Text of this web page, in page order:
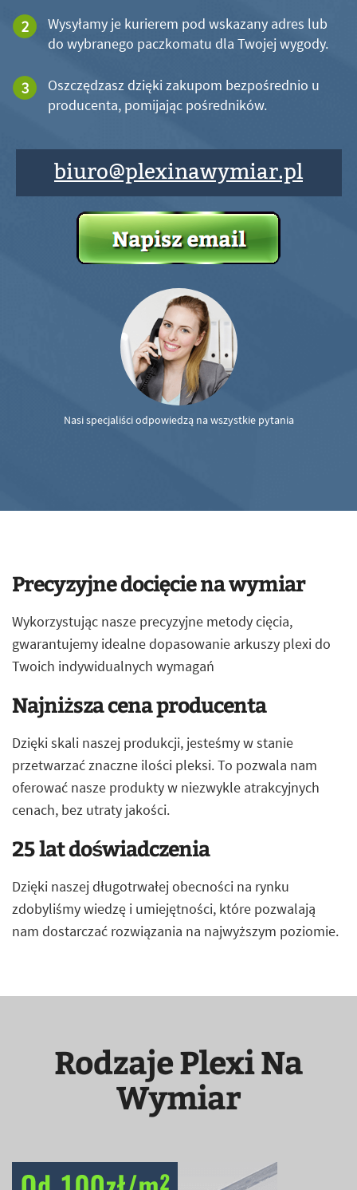
Wysyłamy je kurierem pod wskazany adres lub
do wybranego paczkomatu dla Twojej wygody.
Oszczędzasz dzięki zakupom bezpośrednio u
producenta, pomijając pośredników.
biuro@plexinawymiar.pl
Nasi specjaliści odpowiedzą na wszystkie pytania
Precyzyjne docięcie na wymiar
Wykorzystując nasze precyzyjne metody cięcia,
gwarantujemy idealne dopasowanie arkuszy plexi do
Twoich indywidualnych wymagań
Najniższa cena producenta
Dzięki skali naszej produkcji, jesteśmy w stanie
przetwarzać znaczne ilości pleksi. To pozwala nam
oferować nasze produkty w niezwykle atrakcyjnych
cenach, bez utraty jakości.
25 lat doświadczenia
Dzięki naszej długotrwałej obecności na rynku
zdobyliśmy wiedzę i umiejętności, które pozwalają
nam dostarczać rozwiązania na najwyższym poziomie.
Rodzaje Plexi Na
Wymiar